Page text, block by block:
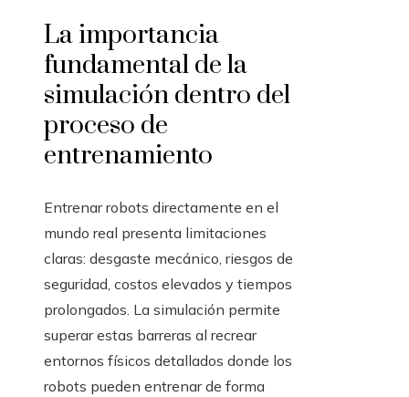
La importancia
fundamental de la
simulación dentro del
proceso de
entrenamiento
Entrenar robots directamente en el
mundo real presenta limitaciones
claras: desgaste mecánico, riesgos de
seguridad, costos elevados y tiempos
prolongados. La simulación permite
superar estas barreras al recrear
entornos físicos detallados donde los
robots pueden entrenar de forma